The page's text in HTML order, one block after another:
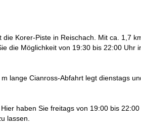
Korer-Piste in Reischach. Mit ca. 1,7
die Möglichkeit von 19:30 bis 22:00 Uhr
lange Cianross-Abfahrt legt dienstags
haben Sie freitags von 19:00 bis
lassen.